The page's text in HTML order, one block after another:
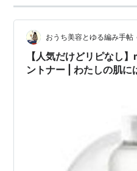
おうち美容とゆる編み手帖
【人気だけどリピなし
ントナー | わたしの肌に